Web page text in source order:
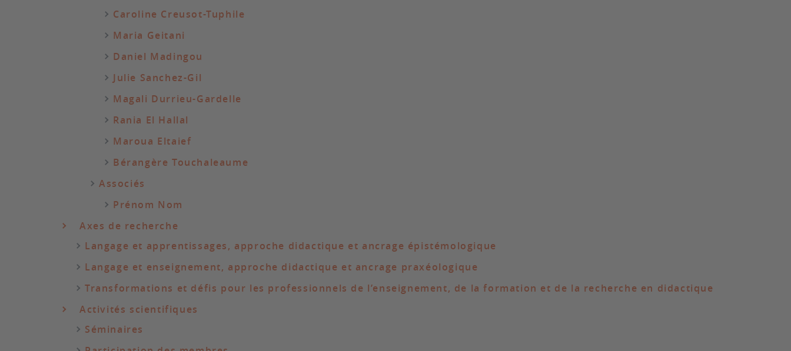
Caroline Creusot-Tuphile
Maria Geitani
Daniel Madingou
Julie Sanchez-Gil
Magali Durrieu-Gardelle
Rania El Hallal
Maroua Eltaief
Bérangère Touchaleaume
Associés
Prénom Nom
Axes de recherche
Langage et apprentissages, approche didactique et ancrage épistémologique
Langage et enseignement, approche didactique et ancrage praxéologique
Transformations et défis pour les professionnels de l’enseignement, de la formation et de la recherche en didactique
Activités scientifiques
Séminaires